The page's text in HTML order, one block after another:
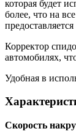
которая будет
более, что на
Корректор
автомобилях,
Удобная в
Скорость